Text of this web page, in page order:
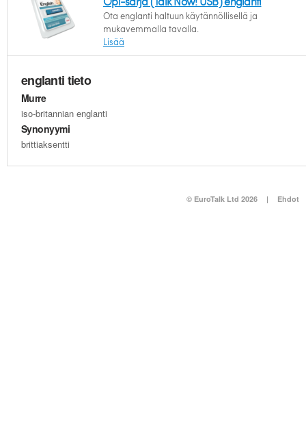
Ota englanti haltuun käytännöllisellä ja
mukavemmalla tavalla.
Lisää
englanti tieto
Murre
iso-britannian englanti
Synonyymi
brittiaksentti
© EuroTalk Ltd 2026 | Ehdot